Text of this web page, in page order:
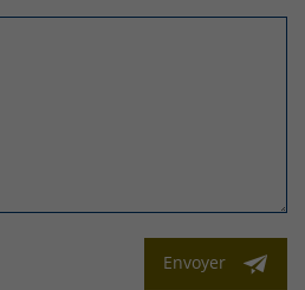
Envoyer